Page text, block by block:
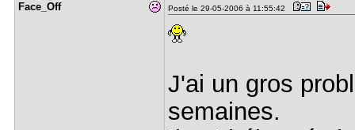
Face_Off Posté le 29-05-2006 à 11:55:42
J'ai un gros
semaines.